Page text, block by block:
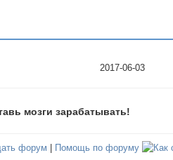
2017-06-03
мозги зарабатывать!
форум | Помощь по форуму